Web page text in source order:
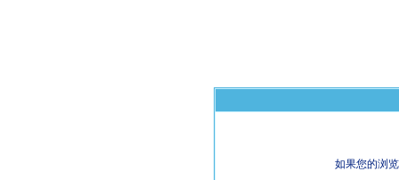
如果您的浏